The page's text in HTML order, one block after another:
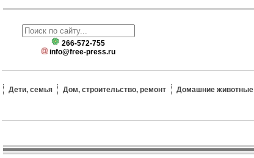
266-572-755
info@free-press.ru
Дети, семья Дом, строительство, ремонт Домашние животные